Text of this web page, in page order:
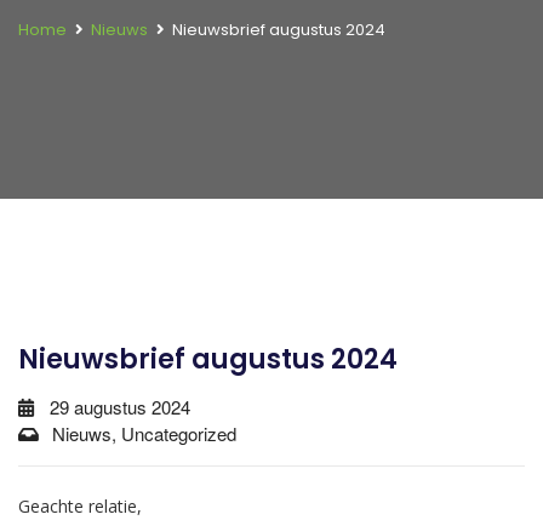
Home Nieuws Nieuwsbrief augustus 2024
Nieuwsbrief augustus 2024
29 augustus 2024
Nieuws, Uncategorized
Geachte relatie,